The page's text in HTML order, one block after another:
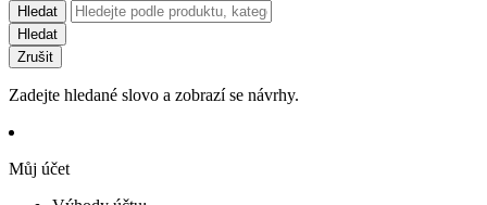
Hledat
Hledat
Zrušit
Zadejte hledané slovo a zobrazí se návrhy.
Můj účet